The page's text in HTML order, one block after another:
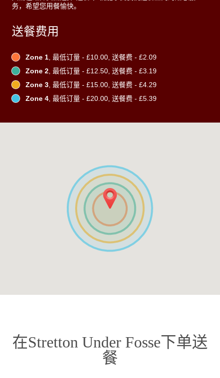
务，希望您用餐愉快。
送餐费用
Zone 1, 最低订量 - £10.00, 送餐费 - £2.09
Zone 2, 最低订量 - £12.50, 送餐费 - £3.19
Zone 3, 最低订量 - £15.00, 送餐费 - £4.29
Zone 4, 最低订量 - £20.00, 送餐费 - £5.39
在Stretton Under Fosse下单送
餐